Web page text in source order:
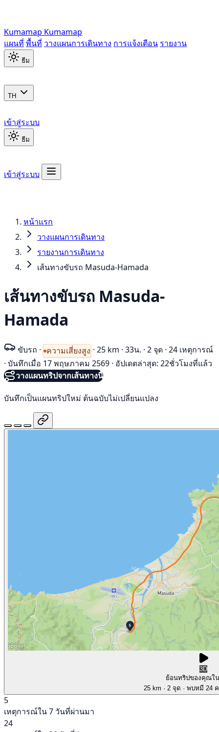
Kumamap Kumamap
แผนที่ พื้นที่ วางแผนการเดินทาง การแจ้งเตือน รายงาน
ธีม
TH
เข้าสู่ระบบ
ธีม
เข้าสู่ระบบ
หน้าแรก
วางแผนการเดินทาง
รายงานการเดินทาง
เส้นทางขับรถ Masuda-Hamada
เส้นทางขับรถ Masuda-
Hamada
ขับรถ · ความเสี่ยงสูง · 25 km · 33น. · 2 จุด · 24 เหตุการณ์
· บันทึกเมื่อ 17 พฤษภาคม 2569 · อัปเดตล่าสุด: 22ชั่วโมงที่แล้ว
วางแผนทริปจากเส้นทางนี้
บันทึกเป็นแผนทริปใหม่ ต้นฉบับไม่เปลี่ยนแปลง
3D
ย้อนทริปของคุณใ
25 km · 2 จุด · พบหมี 24
5
เหตุการณ์ใน 7 วันที่ผ่านมา
24